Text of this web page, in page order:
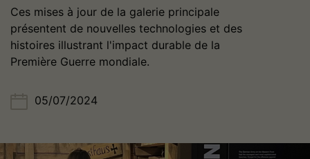
Ces mises à jour de la galerie principale
présentent de nouvelles technologies et des
histoires illustrant l'impact durable de la
Première Guerre mondiale.
05/07/2024
Image(s)